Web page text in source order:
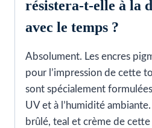
résistera-t-elle à la
avec le temps ?
Absolument. Les encres
pour l’impression de cette
sont spécialement
UV et à l’humidité
brûlé, teal et crème de